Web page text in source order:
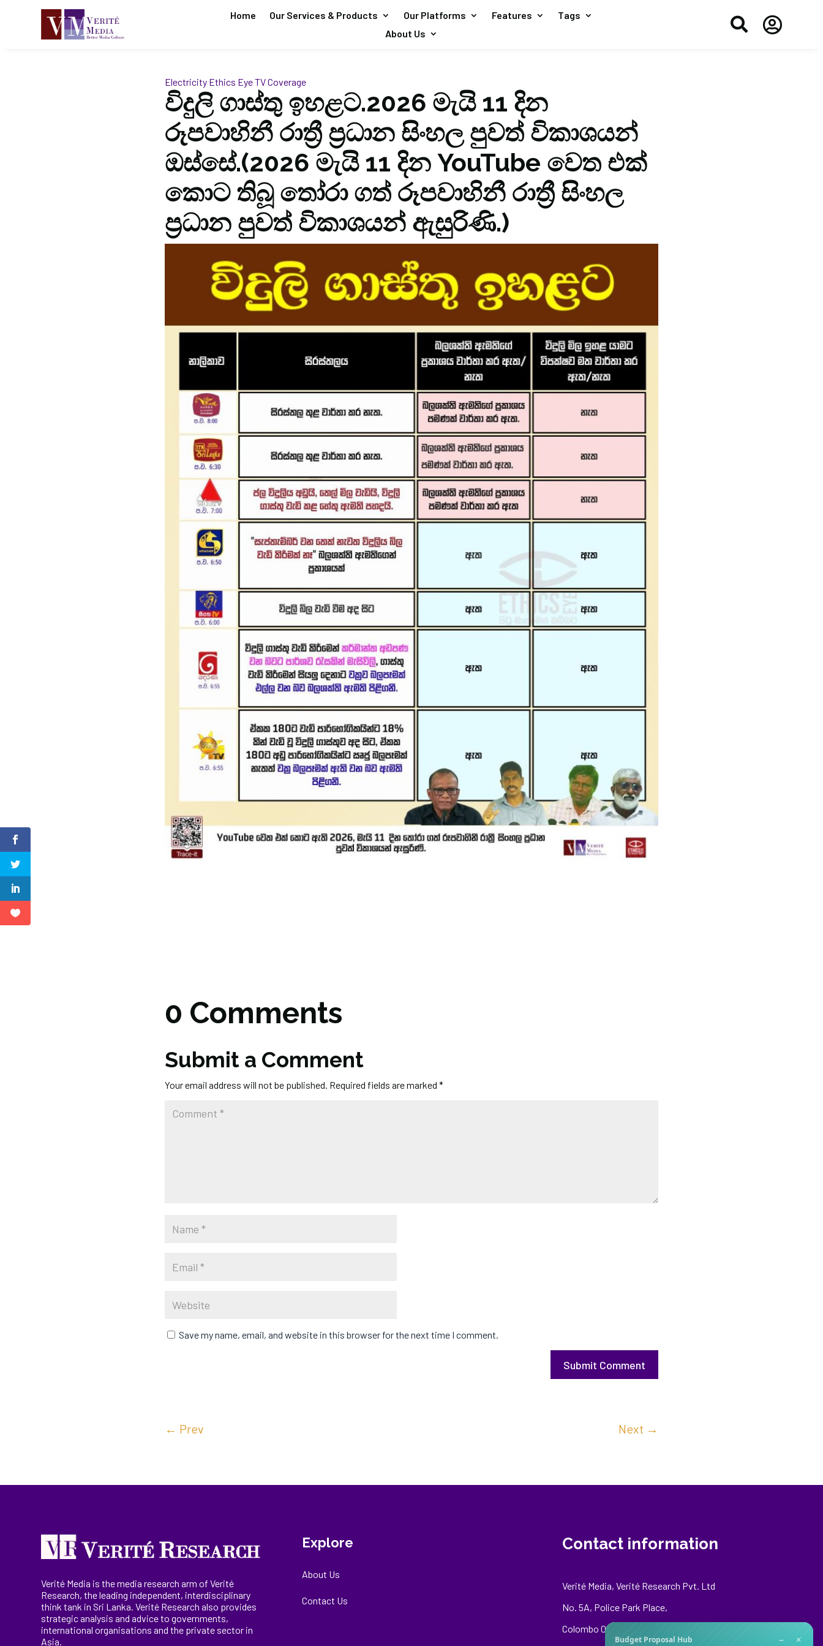
Home Our Services & Products Our Platforms Features
Tags
About Us
 
Electricity Ethics EyeTV Coverage
විදුලි ගාස්තු ඉහළට.2026 මැයි 11 දින
රූපවාහිනී රාත්‍රී ප්‍රධාන සිංහල පුවත් විකාශයන්
ඔස්සේ.(2026 මැයි 11 දින YouTube වෙත එක්
කොට තිබූ තෝරා ගත් රූපවාහිනී රාත්‍රී සිංහල
ප්‍රධාන පුවත් විකාශයන් ඇසුරිණි.)
0 Comments
Submit a Comment
Your email address will not be published. Required fields are marked *
Save my name, email, and website in this browser for the next time I comment.
Submit Comment
← Prev Next →
Verité Media is the media research arm of Verité
Research, theleading independent, interdisciplinary
think tank in Sri Lanka. Verité Research also provides
strategic analysis and advice to governments,
internationalorganisations and the private sector in
Asia.
Explore
About Us
Contact Us
Contact information
Verité Media, Verité Research Pvt. Ltd
No. 5A, Police Park Place,
Colombo 00500
Budget Proposal Hub − ×